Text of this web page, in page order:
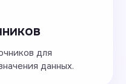
для
данных.